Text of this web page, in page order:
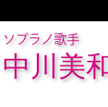
ソプラノ歌手
中川美